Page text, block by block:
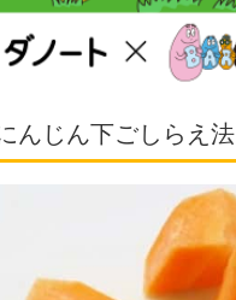
んじん下ごしらえ法